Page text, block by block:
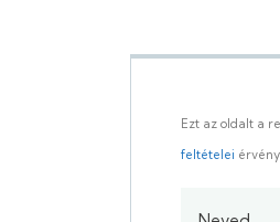
Ezt az oldalt a
feltételei